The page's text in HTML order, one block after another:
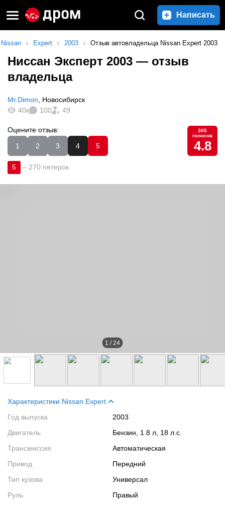
Написать
Nissan Expert 2003 Отзыв автовладельца Nissan Expert 2003
Ниссан Эксперт 2003 — отзыв
владельца
Mr.Dimon
Новосибирск
40к
100 49
Оцените отзыв:
1
2 3 4 5
305
голосов
4.8
5 – 270 пятерок
1 /24
Характеристики Nissan Expert
Год выпуска
2003
Двигатель
Бензин, 1.8 л, 18 л.с.
Трансмиссия
Автоматическая
Привод
Передний
Тип кузова
Универсал
Руль
Правый